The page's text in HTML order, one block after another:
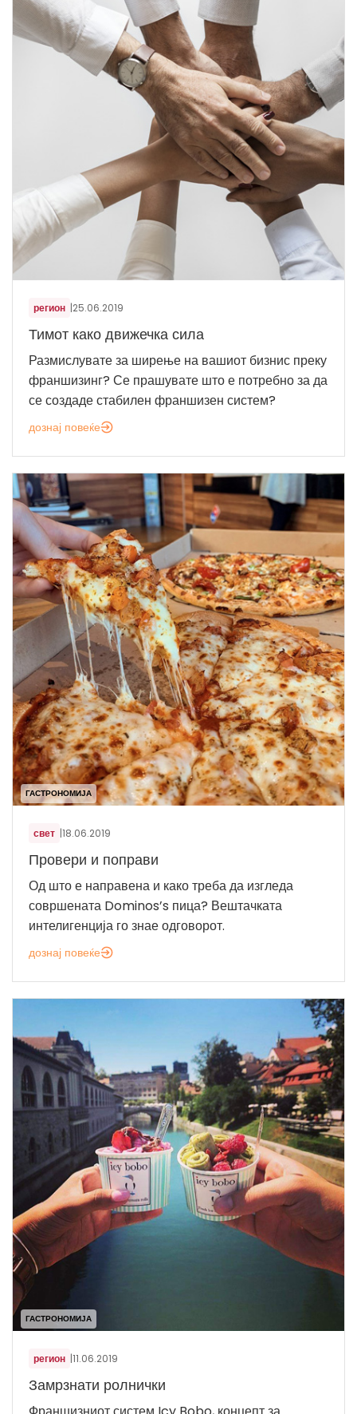
регион |25.06.2019
Тимот како движечка сила
Размислувате за ширење на вашиот бизнис преку
франшизинг? Се прашувате што е потребно за да
се создаде стабилен франшизен систем?
дознај повеќе
ГАСТРОНОМИЈА
свет |18.06.2019
Провери и поправи
Од што е направена и како треба да изгледа
совршената Dominos’s пица? Вештачката
интелигенција го знае одговорот.
дознај повеќе
ГАСТРОНОМИЈА
регион |11.06.2019
Замрзнати ролнички